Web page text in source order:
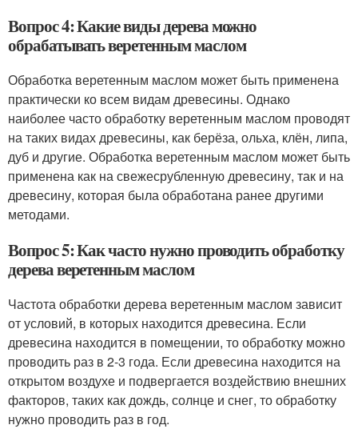
Вопрос 4: Какие виды дерева можно
обрабатывать веретенным маслом
Обработка веретенным маслом может быть применена
практически ко всем видам древесины. Однако
наиболее часто обработку веретенным маслом проводят
на таких видах древесины, как берёза, ольха, клён, липа,
дуб и другие. Обработка веретенным маслом может быть
применена как на свежесрубленную древесину, так и на
древесину, которая была обработана ранее другими
методами.
Вопрос 5: Как часто нужно проводить обработку
дерева веретенным маслом
Частота обработки дерева веретенным маслом зависит
от условий, в которых находится древесина. Если
древесина находится в помещении, то обработку можно
проводить раз в 2-3 года. Если древесина находится на
открытом воздухе и подвергается воздействию внешних
факторов, таких как дождь, солнце и снег, то обработку
нужно проводить раз в год.